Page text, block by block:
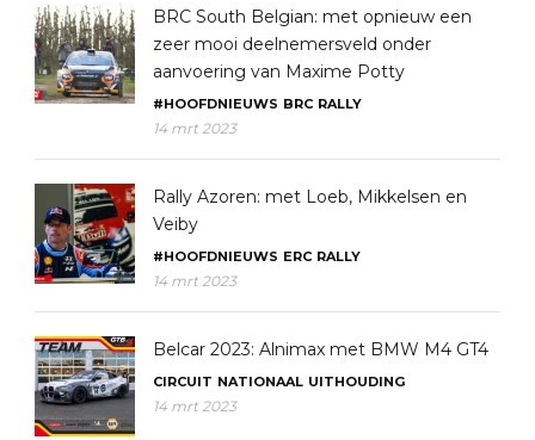
BRC South Belgian: met opnieuw een
zeer mooi deelnemersveld onder
aanvoering van Maxime Potty
#HOOFDNIEUWS BRC RALLY
14 mrt 2023
Rally Azoren: met Loeb, Mikkelsen en
Veiby
#HOOFDNIEUWS ERC RALLY
14 mrt 2023
Belcar 2023: Alnimax met BMW M4 GT4
CIRCUIT NATIONAAL UITHOUDING
14 mrt 2023